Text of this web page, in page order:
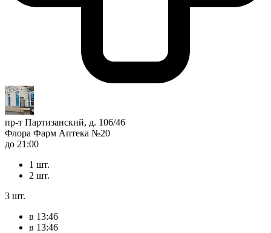
пр-т Партизанский, д. 106/46
Флора Фарм Аптека №20
до 21:00
1 шт.
2 шт.
3 шт.
в 13:46
в 13:46